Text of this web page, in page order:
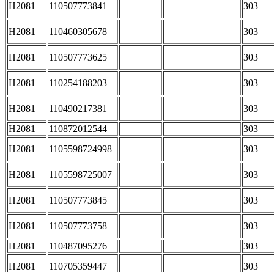
H2081
110507773841 303
H2081 110460305678 303
H2081 110507773625 303
H2081 110254188203 303
H2081 110490217381
303
H2081
110872012544
303
H2081
1105598724998 303
H2081 1105598725007 303
H2081 110507773845 303
H2081 110507773758
303
H2081
110487095276
303
H2081
110705359447 303